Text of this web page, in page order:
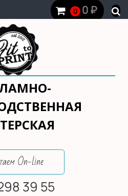
0 0₽
On-line
39 55